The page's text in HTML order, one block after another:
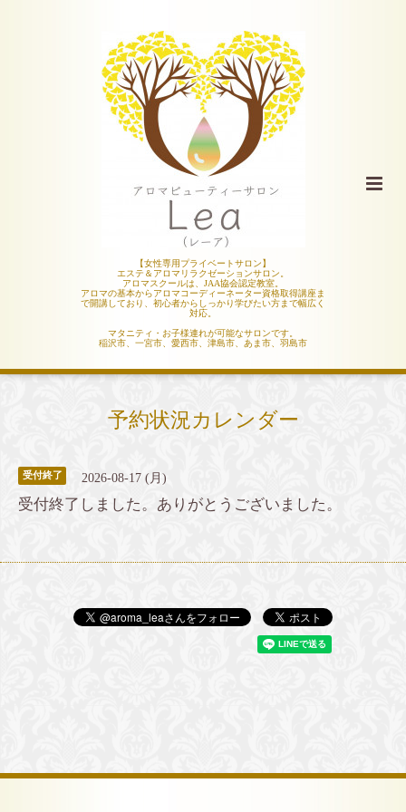
【女性専用プライベートサロン】
エステ＆アロマリラクゼーションサロン。
アロマスクールは、JAA協会認定教室。
アロマの基本からアロマコーディーネーター資格取得講座ま
で開講しており、初心者からしっかり学びたい方まで幅広く
対応。
マタニティ・お子様連れが可能なサロンです。
稲沢市、一宮市、愛西市、津島市、あま市、羽島市
予約状況カレンダー
受付終了 2026-08-17 (月)
受付終了しました。ありがとうございました。